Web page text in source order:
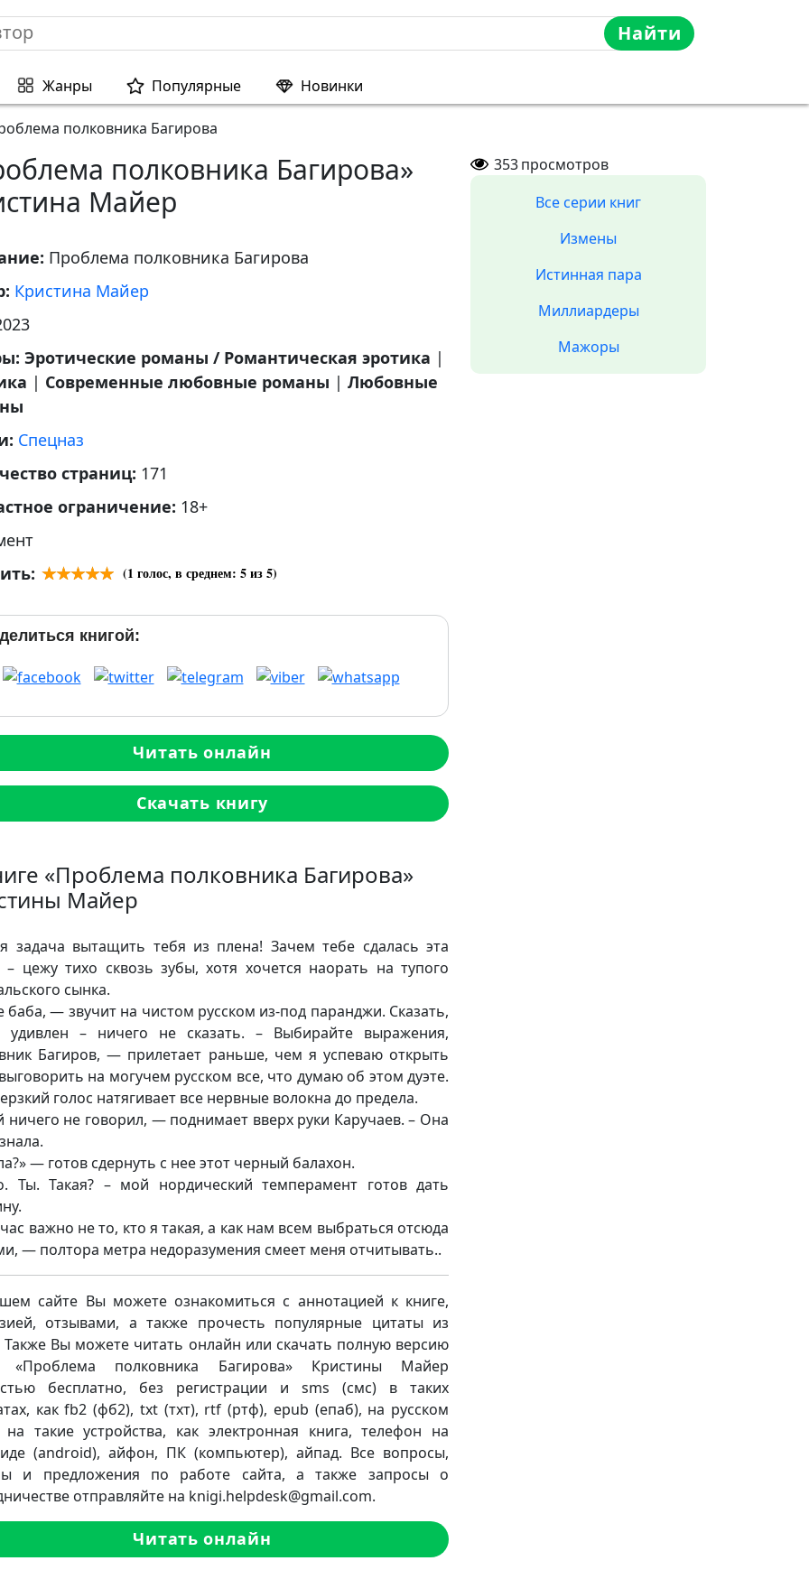
Найти
Жанры Популярные Новинки
полковника Багирова
полковника Багирова»
Майер
Проблема полковника Багирова
Кристина Майер
Эротические романы / Романтическая эротика |
| Современные любовные романы | Любовные
Спецназ
страниц: 171
ограничение: 18+
(1 голос, в среднем: 5из 5)
книгой:
Читать онлайн
Скачать книгу
«Проблема полковника Багирова»
Майер
вытащить тебя из плена! Зачем тебе сдалась эта
– цежу тихо сквозь зубы, хотя хочется наорать на тупого
сынка.
— звучит на чистом русском из-под паранджи. Сказать,
– ничего не сказать. – Выбирайте выражения,
Багиров, — прилетает раньше, чем я успеваю открыть
на могучем русском все, что думаю об этом дуэте.
голос натягивает все нервные волокна до предела.
не говорил, — поднимает вверх руки Каручаев. – Она
— готов сдернуть с нее этот черный балахон.
Ты. Такая? – мой нордический темперамент готов дать
важно не то, кто я такая, а как нам всем выбраться отсюда
— полтора метра недоразумения смеет меня отчитывать..
сайте Вы можете ознакомиться с аннотацией к книге,
отзывами, а также прочесть популярные цитаты из
Также Вы можете читать онлайн или скачать полную версию
«Проблема полковника Багирова» Кристины Майер
бесплатно, без регистрации и sms (смс) в таких
как fb2 (фб2), txt (тхт), rtf (ртф), epub (епаб), на русском
на такие устройства, как электронная книга, телефон на
(android), айфон, ПК (компьютер), айпад. Все вопросы,
и предложения по работе сайта, а также запросы о
отправляйте на knigi.helpdesk@gmail.com.
Читать онлайн
353просмотров
Все серии книг
Измены
Истинная пара
Миллиардеры
Мажоры